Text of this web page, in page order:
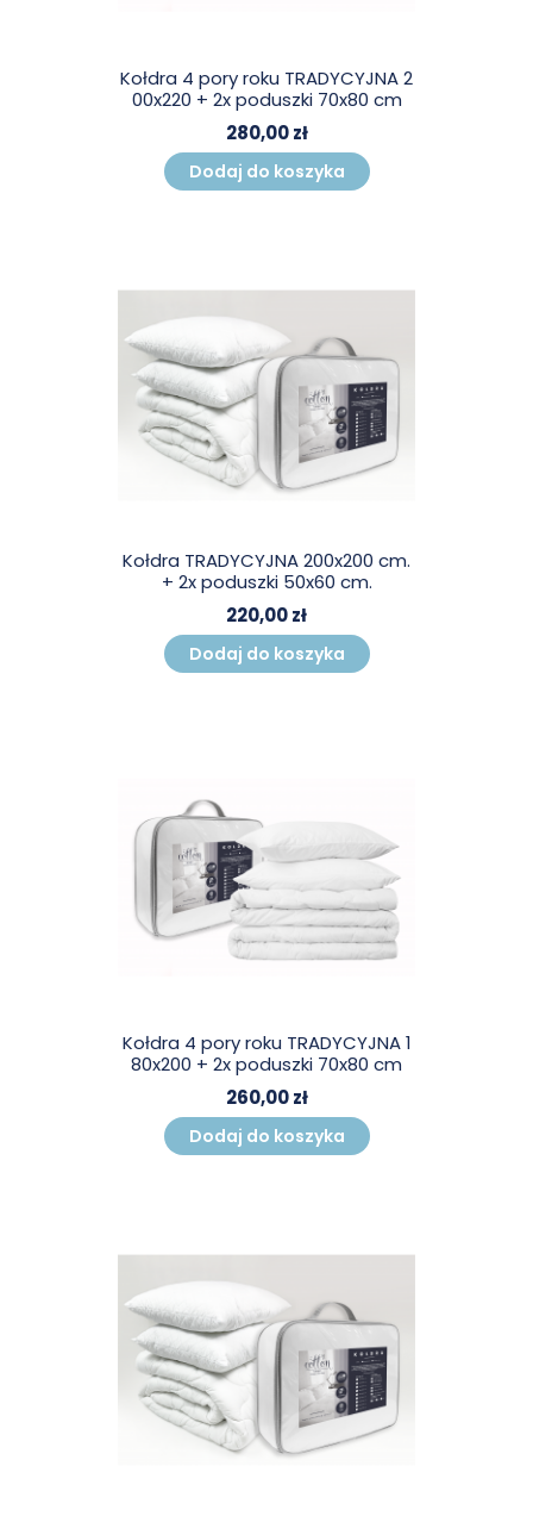
Kołdra 4 pory roku TRADYCYJNA 2
00x220 + 2x poduszki 70x80 cm
280,00 zł
Dodaj do koszyka
Kołdra TRADYCYJNA 200x200 cm.
+ 2x poduszki 50x60 cm.
220,00 zł
Dodaj do koszyka
Kołdra 4 pory roku TRADYCYJNA 1
80x200 + 2x poduszki 70x80 cm
260,00 zł
Dodaj do koszyka